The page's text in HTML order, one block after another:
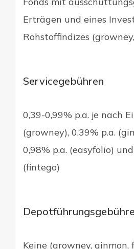
Erträgen und eines
Rohstoffindizes
Servicegebühren
0,39-0,99% p.a. je nach
(growney), 0,39% p.a.
0,98% p.a. (easyfolio)
(fintego)
Keine (growney, ginmon,